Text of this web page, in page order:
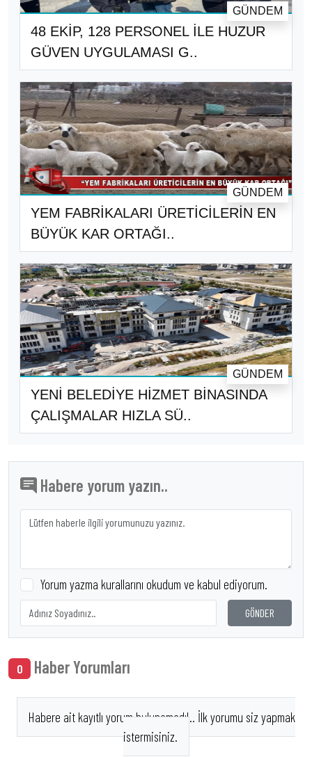
48 EKİP, 128 PERSONEL İLE HUZUR
GÜVEN UYGULAMASI G..
GÜNDEM
YEM FABRİKALARI ÜRETİCİLERİN EN
BÜYÜK KAR ORTAĞI..
GÜNDEM
YENİ BELEDİYE HİZMET BİNASINDA
ÇALIŞMALAR HIZLA SÜ..
GÜNDEM
Habere yorum yazın..
Yorum yazma kurallarını okudum ve kabul ediyorum.
GÖNDER
0 Haber Yorumları
Habere ait kayıtlı yorum bulunamadı!.. İlk yorumu siz yapmak
istermisiniz.